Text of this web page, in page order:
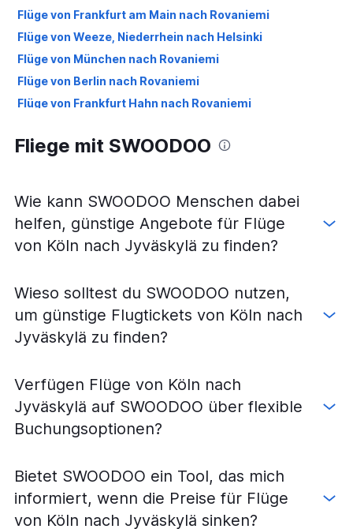
Flüge von Frankfurt am Main nach Rovaniemi
Flüge von Weeze, Niederrhein nach Helsinki
Flüge von München nach Rovaniemi
Flüge von Berlin nach Rovaniemi
Flüge von Frankfurt Hahn nach Rovaniemi
Flüge von Düsseldorf nach Rovaniemi
Flüge von Bremen nach Helsinki
Flüge von Frankfurt am Main nach Kittilä
Flüge von Hannover nach Helsinki
Flüge von Leipzig nach Helsinki
Flüge von Hamburg nach Tampere
Flüge von Berlin nach Oulu
Flüge von Düsseldorf nach Ivalo
Flüge von Köln nach Rovaniemi
Flüge von Karlsruhe nach Helsinki
Flüge von München nach Oulu
Flüge von Stuttgart nach Rovaniemi
Fliege mit SWOODOO
Wie kann SWOODOO Menschen dabei
helfen, günstige Angebote für Flüge
von Köln nach Jyväskylä zu finden?
Wieso solltest du SWOODOO nutzen,
um günstige Flugtickets von Köln nach
Jyväskylä zu finden?
Verfügen Flüge von Köln nach
Jyväskylä auf SWOODOO über flexible
Buchungsoptionen?
Bietet SWOODOO ein Tool, das mich
informiert, wenn die Preise für Flüge
von Köln nach Jyväskylä sinken?